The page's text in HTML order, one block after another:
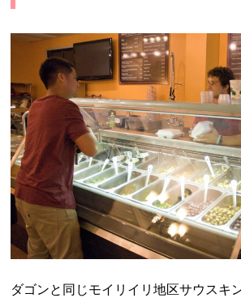
ダゴンと同じモイリイリ地区サウスキ